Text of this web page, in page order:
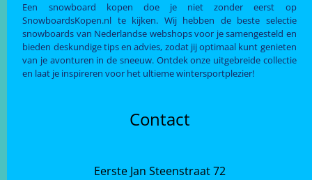
Een snowboard kopen doe je niet zonder eerst op
SnowboardsKopen.nl te kijken. Wij hebben de beste selectie
snowboards van Nederlandse webshops voor je samengesteld en
bieden deskundige tips en advies, zodat jij optimaal kunt genieten
van je avonturen in de sneeuw. Ontdek onze uitgebreide collectie
en laat je inspireren voor het ultieme wintersportplezier!
Contact
Eerste Jan Steenstraat 72